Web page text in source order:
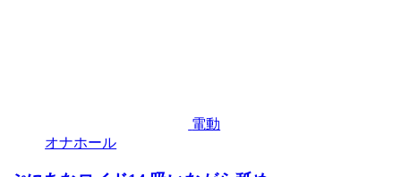
電動
オナホール